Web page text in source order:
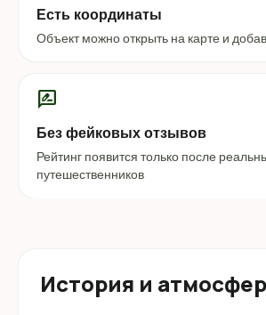
Есть координаты
Объект можно открыть на карте и
rate_review
Без фейковых отзывов
Рейтинг появится только после
путешественников
История и